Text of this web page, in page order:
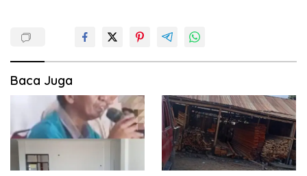
Baca Juga